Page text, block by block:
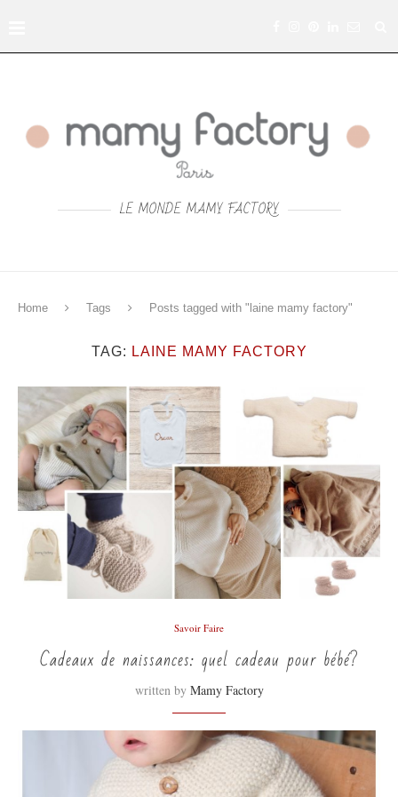
LE MONDE MAMY FACTORY
Home Tags Posts tagged with "laine mamy factory"
TAG: LAINE MAMY FACTORY
Savoir Faire
Cadeaux de naissances: quel cadeau pour bébé?
written by Mamy Factory